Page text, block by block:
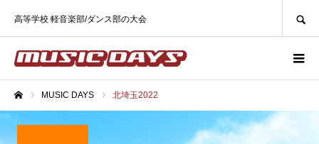
高等学校 軽音楽部/ダンス部の大会
MUSIC DAYS 北埼玉2022